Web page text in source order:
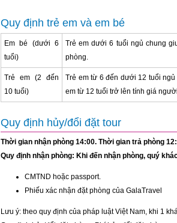
Quy định trẻ em và em bé
Em bé (dưới 6
tuổi)
Trẻ em dưới 6 tuổi ngủ chung
phòng.
Trẻ em (2 đến
10 tuổi)
Trẻ em từ 6 đến dưới 12 tuổi
em từ 12 tuổi trở lên tính giá
Quy định hủy/đổi đặt tour
Thời gian nhận phòng 14:00. Thời gian trả phòng
Quy định nhận phòng: Khi đến nhận phòng, quý
CMTND hoặc passport.
Phiếu xác nhận đặt phòng của GalaTravel
Lưu ý: theo quy định của pháp luật Việt Nam, khi 1